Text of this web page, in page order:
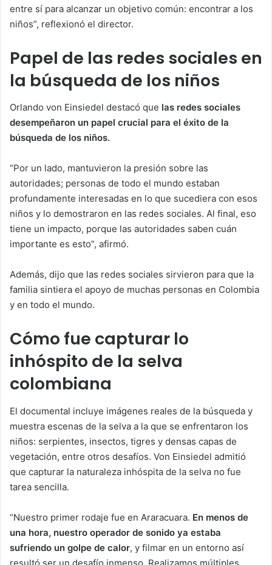
entre sí para alcanzar un objetivo común: encontrar a los
niños”, reflexionó el director.
Papel de las redes sociales en
la búsqueda de los niños
Orlando von Einsiedel destacó que las redes sociales
desempeñaron un papel crucial para el éxito de la
búsqueda de los niños.
“Por un lado, mantuvieron la presión sobre las
autoridades; personas de todo el mundo estaban
profundamente interesadas en lo que sucediera con esos
niños y lo demostraron en las redes sociales. Al final, eso
tiene un impacto, porque las autoridades saben cuán
importante es esto”, afirmó.
Además, dijo que las redes sociales sirvieron para que la
familia sintiera el apoyo de muchas personas en Colombia
y en todo el mundo.
Cómo fue capturar lo
inhóspito de la selva
colombiana
El documental incluye imágenes reales de la búsqueda y
muestra escenas de la selva a la que se enfrentaron los
niños: serpientes, insectos, tigres y densas capas de
vegetación, entre otros desafíos. Von Einsiedel admitió
que capturar la naturaleza inhóspita de la selva no fue
tarea sencilla.
“Nuestro primer rodaje fue en Araracuara. En menos de
una hora, nuestro operador de sonido ya estaba
sufriendo un golpe de calor, y filmar en un entorno así